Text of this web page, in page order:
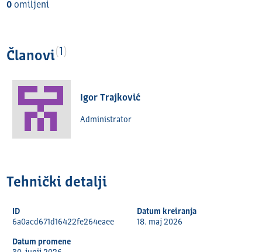
0 omilјeni
Članovi 1
Igor Trajković
Administrator
Tehnički detalјi
ID
6a0acd671d16422fe264eaee
Datum kreiranja
18. maj 2026
Datum promene